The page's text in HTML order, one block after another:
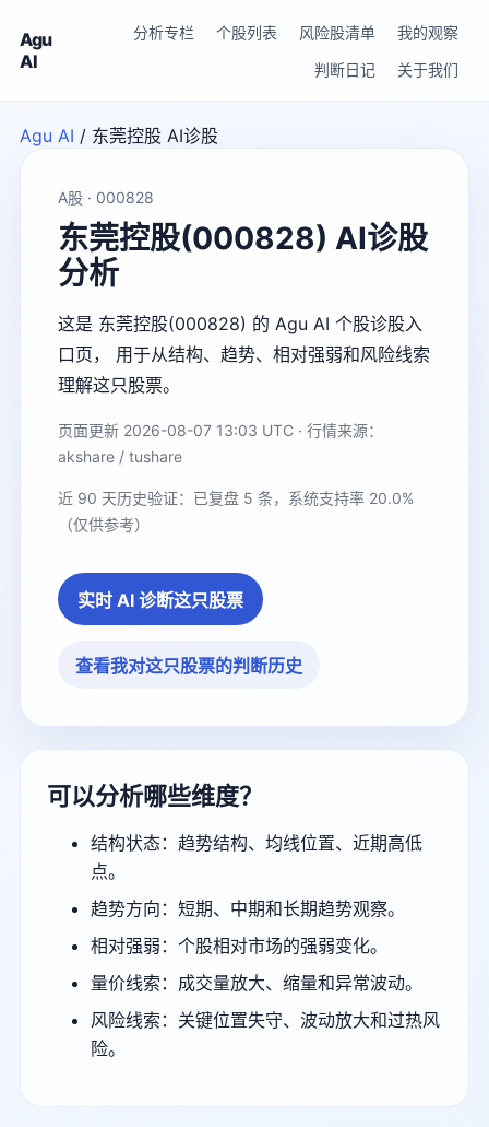
Agu
AI
分析专栏 个股列表 风险股清单
我的观察
判断日记
关于我们
Agu AI / 东莞控股 AI诊股
A股 · 000828
东莞控股(000828) AI诊股
分析
这是 东莞控股(000828) 的 Agu AI 个股诊股入
口页， 用于从结构、趋势、相对强弱和风险线索
理解这只股票。
页面更新 2026-08-07 13:03 UTC · 行情来源：
akshare / tushare
近 90 天历史验证：已复盘 5 条，系统支持率 20.0%
（仅供参考）
实时 AI 诊断这只股票
查看我对这只股票的判断历史
可以分析哪些维度？
结构状态：趋势结构、均线位置、近期高低
点。
趋势方向：短期、中期和长期趋势观察。
相对强弱：个股相对市场的强弱变化。
量价线索：成交量放大、缩量和异常波动。
风险线索：关键位置失守、波动放大和过热风
险。